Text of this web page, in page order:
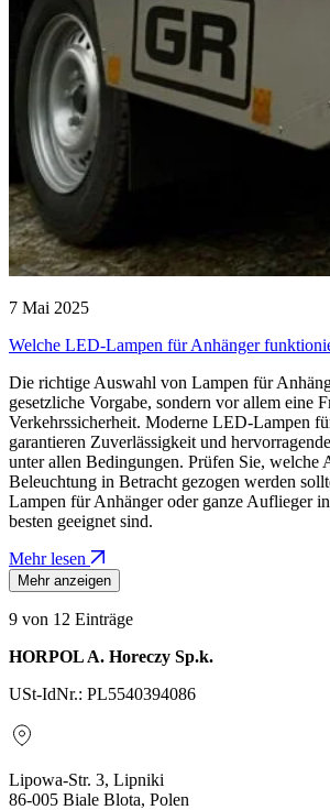
7 Mai 2025
Welche LED-Lampen für Anhänger
Die richtige Auswahl von Lampen für
gesetzliche Vorgabe, sondern vor allem eine
Verkehrssicherheit. Moderne LED-Lampen
garantieren Zuverlässigkeit und
unter allen Bedingungen. Prüfen Sie, welche
Beleuchtung in Betracht gezogen werden
Lampen für Anhänger oder ganze Auflieger
besten geeignet sind.
Mehr lesen
Mehr anzeigen
9 von 12 Einträge
HORPOL A. Horeczy Sp.k.
USt-IdNr.: PL5540394086
Lipowa-Str. 3, Lipniki
86-005 Biale Blota, Polen